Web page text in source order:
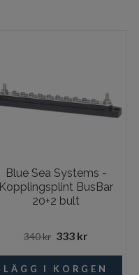
Blue Sea Systems -
Kopplingsplint BusBar
20+2 bult
340 kr 333 kr